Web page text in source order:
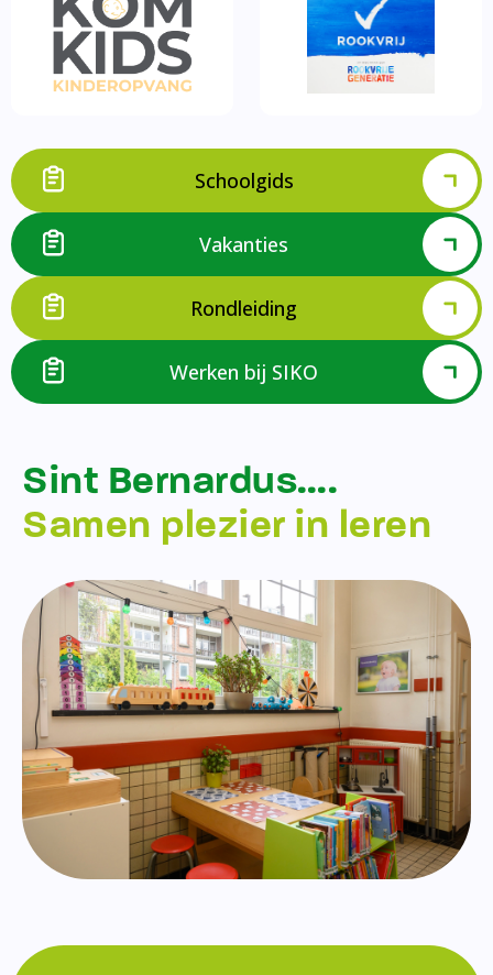
Schoolgids
Vakanties
Rondleiding
Werken bij SIKO
Sint Bernardus….
Samen plezier in leren